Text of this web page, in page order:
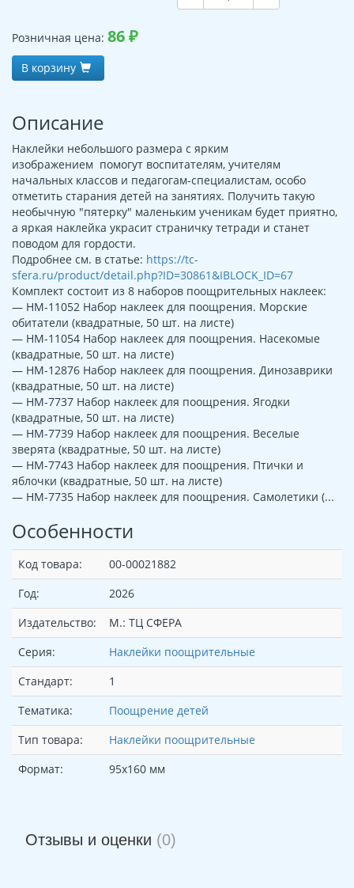
Розничная цена: 86₽
В корзину
Описание
Наклейки небольшого размера с ярким
изображением помогут воспитателям, учителям
начальных классов и педагогам-специалистам, особо
отметить старания детей на занятиях. Получить такую
необычную "пятерку" маленьким ученикам будет приятно,
а яркая наклейка украсит страничку тетради и станет
поводом для гордости.
Подробнее см. в статье: https://tc-
sfera.ru/product/detail.php?ID=30861&IBLOCK_ID=67
Комплект состоит из 8 наборов поощрительных наклеек:
— НМ-11052 Набор наклеек для поощрения. Морские
обитатели (квадратные, 50 шт. на листе)
— НМ-11054 Набор наклеек для поощрения. Насекомые
(квадратные, 50 шт. на листе)
— НМ-12876 Набор наклеек для поощрения. Динозаврики
(квадратные, 50 шт. на листе)
— НМ-7737 Набор наклеек для поощрения. Ягодки
(квадратные, 50 шт. на листе)
— НМ-7739 Набор наклеек для поощрения. Веселые
зверята (квадратные, 50 шт. на листе)
— НМ-7743 Набор наклеек для поощрения. Птички и
яблочки (квадратные, 50 шт. на листе)
— НМ-7735 Набор наклеек для поощрения. Самолетики (...
Особенности
Код товара:
00-00021882
Год:
2026
Издательство:
М.: ТЦ СФЕРА
Серия:
Наклейки поощрительные
Стандарт:
1
Тематика:
Поощрение детей
Тип товара:
Наклейки поощрительные
Формат:
95х160 мм
Отзывы и оценки (0)